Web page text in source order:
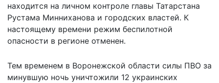
находится на личном контроле главы Татарстана
Рустама Минниханова и городских властей. К
настоящему времени режим беспилотной
опасности в регионе отменен.
Тем временем в Воронежской области силы ПВО за
минувшую ночь уничтожили 12 украинских